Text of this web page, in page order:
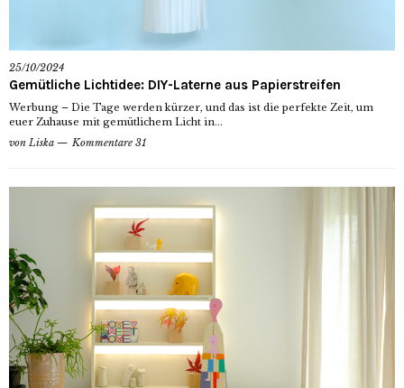
25/10/2024
Gemütliche Lichtidee: DIY-Laterne aus Papierstreifen
Werbung – Die Tage werden kürzer, und das ist die perfekte Zeit, um
euer Zuhause mit gemütlichem Licht in...
von Liska Kommentare 31